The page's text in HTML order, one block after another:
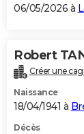
06/05/2026 à
Robert
Créer une
Naissance
18/04/1941 à
Décès